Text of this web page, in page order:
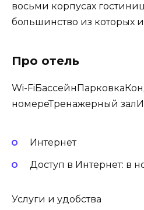
восьми корпусах
большинство из которых
Про отель
Wi-
номереТренажерный
Интернет
Доступ в Интернет: в
Услуги и удобства